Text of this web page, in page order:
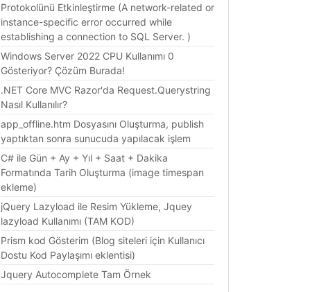
Protokolünü Etkinleştirme (A network-related or
instance-specific error occurred while
establishing a connection to SQL Server. )
Windows Server 2022 CPU Kullanımı 0
Gösteriyor? Çözüm Burada!
.NET Core MVC Razor'da Request.Querystring
Nasıl Kullanılır?
app_offline.htm Dosyasını Oluşturma, publish
yaptıktan sonra sunucuda yapılacak işlem
C# ile Gün + Ay + Yıl + Saat + Dakika
Formatında Tarih Oluşturma (image timespan
ekleme)
jQuery Lazyload ile Resim Yükleme, Jquey
lazyload Kullanımı (TAM KOD)
Prism kod Gösterim (Blog siteleri için Kullanıcı
Dostu Kod Paylaşımı eklentisi)
Jquery Autocomplete Tam Örnek